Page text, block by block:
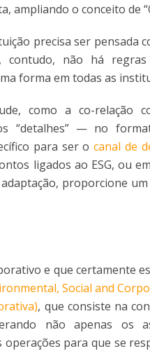
ampliando o conceito de
precisa ser pensada
, contudo, não há
forma em todas as
como a co-relação
“detalhes” — no
para ser ocanal de
ligados ao ESG, ou
proporcione
e que certamente
Social and
, que consiste na
não apenas os
para que se